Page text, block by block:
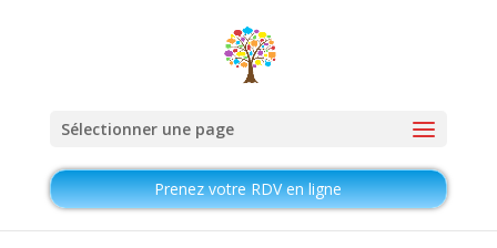
Sélectionner une page
Prenez votre RDV en ligne